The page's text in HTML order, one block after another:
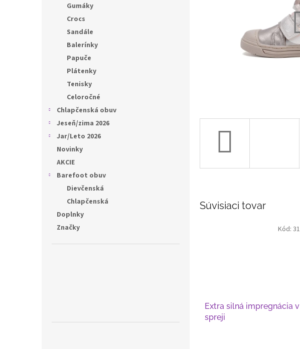
Gumáky
Crocs
Sandále
Balerínky
Papuče
Plátenky
Tenisky
Celoročné
Chlapčenská obuv
Jeseň/zima 2026
Jar/Leto 2026
Novinky
AKCIE
Barefoot obuv
Dievčenská
Chlapčenská
Doplnky
Značky
Súvisiaci tovar
Extra silná impregnácia v
spreji
Kód: 31